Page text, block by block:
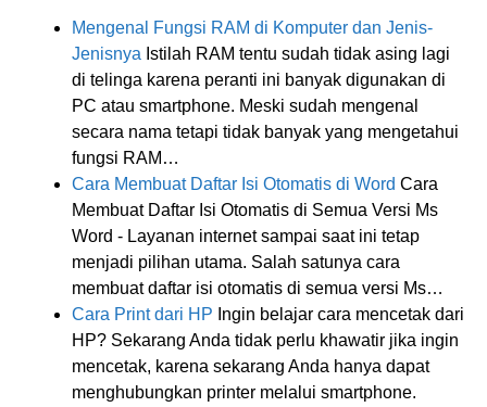
Mengenal Fungsi RAM di Komputer dan Jenis-
Jenisnya Istilah RAM tentu sudah tidak asing lagi
di telinga karena peranti ini banyak digunakan di
PC atau smartphone. Meski sudah mengenal
secara nama tetapi tidak banyak yang mengetahui
fungsi RAM…
Cara Membuat Daftar Isi Otomatis di Word Cara
Membuat Daftar Isi Otomatis di Semua Versi Ms
Word - Layanan internet sampai saat ini tetap
menjadi pilihan utama. Salah satunya cara
membuat daftar isi otomatis di semua versi Ms…
Cara Print dari HP Ingin belajar cara mencetak dari
HP? Sekarang Anda tidak perlu khawatir jika ingin
mencetak, karena sekarang Anda hanya dapat
menghubungkan printer melalui smartphone.